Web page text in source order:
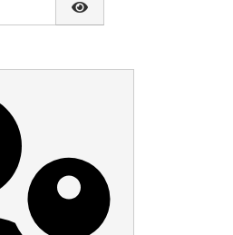
Show Password